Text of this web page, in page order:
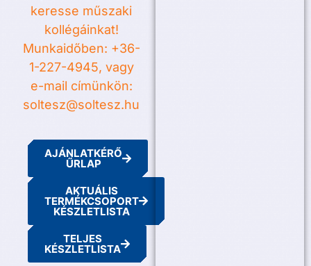
keresse műszaki
kollégáinkat!
Munkaidőben: +36-
1-227-4945, vagy
e-mail címünkön:
soltesz@soltesz.hu
AJÁNLATKÉRŐ
ŰRLAP
AKTUÁLIS
TERMÉKCSOPORT
KÉSZLETLISTA
TELJES
KÉSZLETLISTA